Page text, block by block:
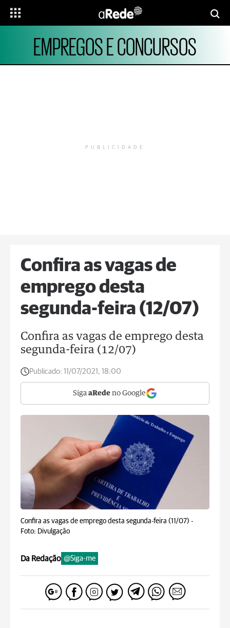
EMPREGOS E CONCURSOS
PUBLICIDADE
Confira as vagas de
emprego desta
segunda-feira (12/07)
Confira as vagas de emprego desta
segunda-feira (12/07)
Publicado: 11/07/2021, 18:00
Siga aRede no Google
Confira as vagas de emprego desta segunda-feira (11/07) -
Foto: Divulgação
Da Redação @Siga-me